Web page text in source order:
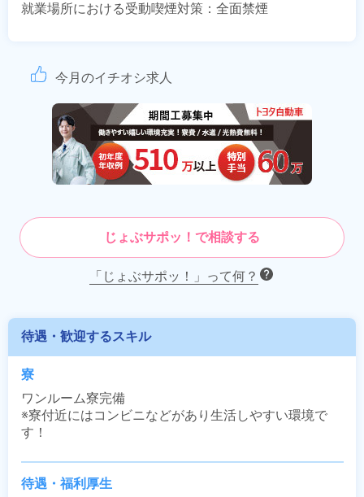
就業場所における受動喫煙対策：全面禁煙
今月のイチオシ求人
じょぶサポッ！で相談する
「じょぶサポッ！」って何？
待遇・歓迎するスキル
寮
ワンルーム寮完備
※寮付近にはコンビニなどがあり生活しやすい環境で
す！
待遇・福利厚生